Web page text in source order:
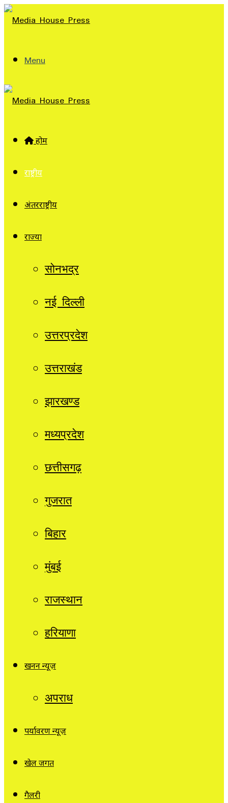
Menu
होम
राष्ट्रीय
अंतरराष्ट्रीय
राज्यों
सोनभद्र
नई दिल्ली
उत्तरप्रदेश
उत्तराखंड
झारखण्ड
मध्यप्रदेश
छत्तीसगढ़
गुजरात
बिहार
मुंबई
राजस्थान
हरियाणा
खनन न्यूज़
अपराध
पर्यावरण न्यूज़
खेल जगत
गैलरी